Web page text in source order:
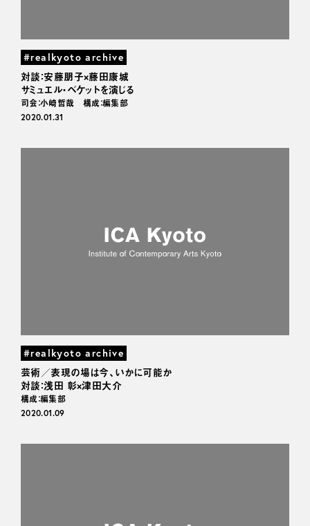
#realkyoto archive
対談：安藤朋子×藤田康城
サミュエル・ベケットを演じる
司会：小崎哲哉 構成：編集部
2020.01.31
#realkyoto archive
芸術／表現の場は今、いかに可能か
対談：浅田 彰×津田大介
構成：編集部
2020.01.09